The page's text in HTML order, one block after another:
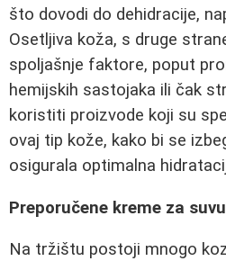
što dovodi do dehidracije,
Osetljiva koža, s druge
spoljašnje faktore, poput
hemijskih sastojaka ili čak
koristiti proizvode koji su
ovaj tip kože, kako bi se
osigurala optimalna
Preporučene kreme za
Na tržištu postoji mnogo